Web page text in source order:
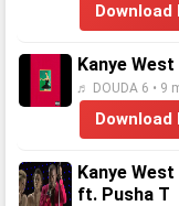
Download
Kanye
♬ DOUDA 6 • 9
Download
Kanye
ft. Pusha T